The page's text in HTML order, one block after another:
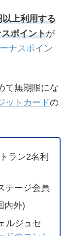
上利用する
ポイントが
ナスポイン
て無期限にな
ットカードの
ラン2名利
テージ会員
内外)
ルジュセ